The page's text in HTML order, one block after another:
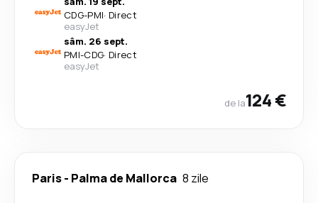
CDG-PMI· Direct
easyJet
sâm. 26 sept.
PMI-CDG· Direct
easyJet
de la124 €
Paris- Palma de Mallorca 8 zile